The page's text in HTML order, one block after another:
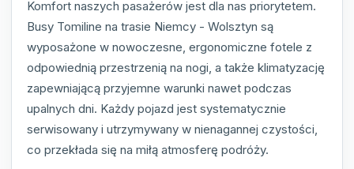
Komfort naszych pasażerów jest dla nas priorytetem.
Busy Tomiline na trasie Niemcy - Wolsztyn są
wyposażone w nowoczesne, ergonomiczne fotele z
odpowiednią przestrzenią na nogi, a także klimatyzację
zapewniającą przyjemne warunki nawet podczas
upalnych dni. Każdy pojazd jest systematycznie
serwisowany i utrzymywany w nienagannej czystości,
co przekłada się na miłą atmosferę podróży.